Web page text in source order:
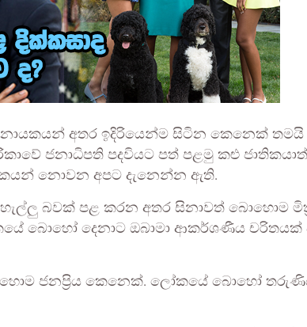
නායකයන් අතර ඉදිරියෙන්ම සිටින කෙනෙක් තමයි
ජනාධිපති පදවියට පත් පළමු කළු
නොවන අපට දැනෙන්න ඇති.
බවක් පළ කරන අතර සිනාවත් බොහොම
බොහෝ දෙනාට ඔබාමා ආකර්ශණීය
ජනප්‍රිය කෙනෙක්. ලෝකයේ බොහෝ